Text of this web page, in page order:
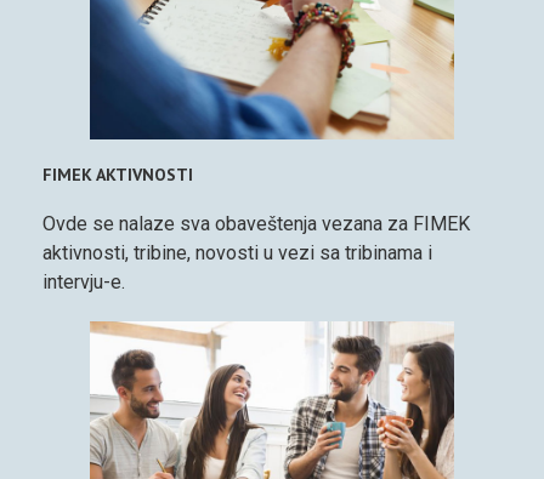
FIMEK AKTIVNOSTI
Ovde se nalaze sva obaveštenja vezana za FIMEK
aktivnosti, tribine, novosti u vezi sa tribinama i
intervju-e.